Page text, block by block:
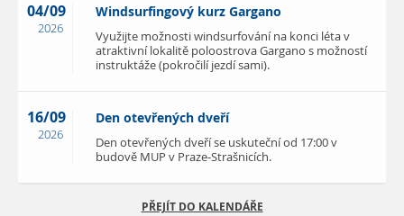
04/09
2026
Windsurfingový kurz Gargano
Využijte možnosti windsurfování na konci léta v
atraktivní lokalitě poloostrova Gargano s možností
instruktáže (pokročilí jezdí sami).
16/09
2026
Den otevřených dveří
Den otevřených dveří se uskuteční od 17:00 v
budově MUP v Praze-Strašnicích.
PŘEJÍT DO KALENDÁŘE